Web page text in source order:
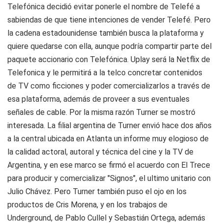
Telefónica decidió evitar ponerle el nombre de Telefé a
sabiendas de que tiene intenciones de vender Telefé. Pero
la cadena estadounidense también busca la plataforma y
quiere quedarse con ella, aunque podría compartir parte del
paquete accionario con Telefónica. Uplay será la Netflix de
Telefonica y le permitirá a la telco concretar contenidos
de TV como ficciones y poder comercializarlos a través de
esa plataforma, además de proveer a sus eventuales
señales de cable. Por la misma razón Turner se mostró
interesada. La filial argentina de Turner envió hace dos años
a la central ubicada en Atlanta un informe muy elogioso de
la calidad actoral, autoral y técnica del cine y la TV de
Argentina, y en ese marco se firmó el acuerdo con El Trece
para producir y comercializar "Signos", el ultimo unitario con
Julio Chávez. Pero Turner también puso el ojo en los
productos de Cris Morena, y en los trabajos de
Underground, de Pablo Cullel y Sebastián Ortega, además